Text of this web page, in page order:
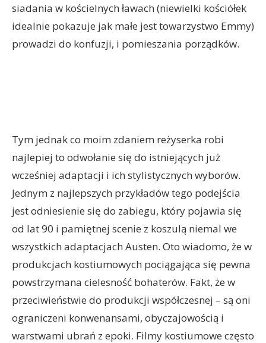
siadania w kościelnych ławach (niewielki kościółek
idealnie pokazuje jak małe jest towarzystwo Emmy)
prowadzi do konfuzji, i pomieszania porządków.
Tym jednak co moim zdaniem reżyserka robi
najlepiej to odwołanie się do istniejących już
wcześniej adaptacji i ich stylistycznych wyborów.
Jednym z najlepszych przykładów tego podejścia
jest odniesienie się do zabiegu, który pojawia się
od lat 90 i pamiętnej scenie z koszulą niemal we
wszystkich adaptacjach Austen. Oto wiadomo, że w
produkcjach kostiumowych pociągająca się pewna
powstrzymana cielesność bohaterów. Fakt, że w
przeciwieństwie do produkcji współczesnej – są oni
ograniczeni konwenansami, obyczajowością i
warstwami ubrań z epoki. Filmy kostiumowe często